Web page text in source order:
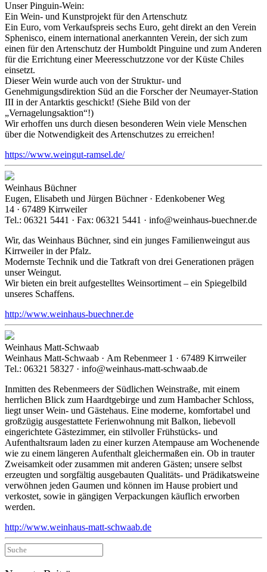
Unser Pinguin-Wein:
Ein Wein- und Kunstprojekt für den Artenschutz
Ein Euro, vom Verkaufspreis sechs Euro, geht direkt an den Verein
Sphenisco, einem international anerkannten Verein, der sich zum
einen für den Artenschutz der Humboldt Pinguine und zum Anderen
für die Errichtung einer Meeresschutzzone vor der Küste Chiles
einsetzt.
Dieser Wein wurde auch von der Struktur- und
Genehmigungsdirektion Süd an die Forscher der Neumayer-Station
III in der Antarktis geschickt! (Siehe Bild von der
„Vernagelungsaktion“!)
Wir erhoffen uns durch diesen besonderen Wein viele Menschen
über die Notwendigkeit des Artenschutzes zu erreichen!
https://www.weingut-ramsel.de/
Weinhaus Büchner
Eugen, Elisabeth und Jürgen Büchner · Edenkobener Weg
14 · 67489 Kirrweiler
Tel.: 06321 5441 · Fax: 06321 5441 · info@weinhaus-buechner.de
Wir, das Weinhaus Büchner, sind ein junges Familienweingut aus
Kirrweiler in der Pfalz.
Modernste Technik und die Tatkraft von drei Generationen prägen
unser Weingut.
Wir bieten ein breit aufgestelltes Weinsortiment – ein Spiegelbild
unseres Schaffens.
http://www.weinhaus-buechner.de
Weinhaus Matt-Schwaab
Weinhaus Matt-Schwaab · Am Rebenmeer 1 · 67489 Kirrweiler
Tel.: 06321 58327 · info@weinhaus-matt-schwaab.de
Inmitten des Rebenmeers der Südlichen Weinstraße, mit einem
herrlichen Blick zum Haardtgebirge und zum Hambacher Schloss,
liegt unser Wein- und Gästehaus. Eine moderne, komfortabel und
großzügig ausgestattete Ferienwohnung mit Balkon, liebevoll
eingerichtete Gästezimmer, ein stilvoller Frühstücks- und
Aufenthaltsraum laden zu einer kurzen Atempause am Wochenende
wie zu einem längeren Aufenthalt gleichermaßen ein. Ob in trauter
Zweisamkeit oder zusammen mit anderen Gästen; unsere selbst
erzeugten und sorgfältig ausgebauten Qualitäts- und Prädikatsweine
verwöhnen jeden Gaumen und können im Hause probiert und
verkostet, sowie in gängigen Verpackungen käuflich erworben
werden.
http://www.weinhaus-matt-schwaab.de
Suche
nach: